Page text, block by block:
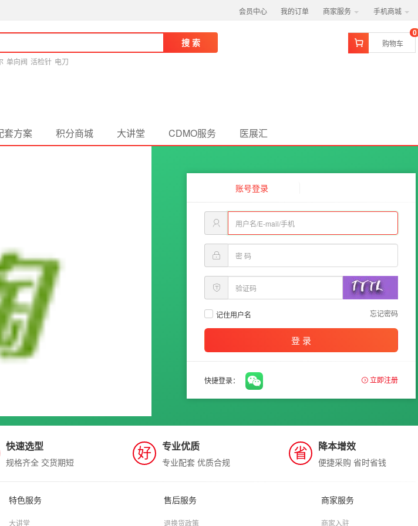
会员中心 我的订单 商家服务 手机商城
搜 索
单向阀 活检针 电刀
购物车
0
套方案 积分商城 大讲堂 CDMO服务 医展汇
账号登录
记住用户名 忘记密码
登 录
快捷登录： 立即注册
快速选型
规格齐全 交货期短
好 专业优质
专业配套 优质合规
省 降本增效
便捷采购 省时省钱
特色服务
大讲堂
售后服务
退换货政策
商家服务
商家入驻